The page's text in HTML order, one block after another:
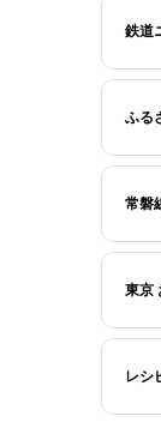
鉄道
ふる
常磐
東京
レシ